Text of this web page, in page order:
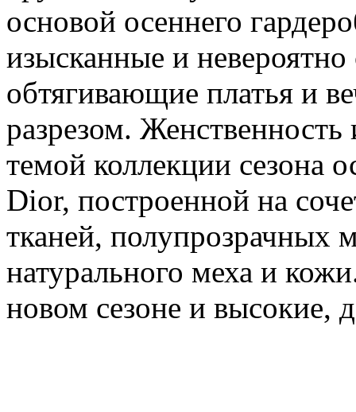
основой осеннего
изысканные и невероятно
обтягивающие платья и
разрезом.
темой коллекции сезона
Dior, построенной на
тканей, полупрозрачных
натурального меха и
новом сезоне и высокие,